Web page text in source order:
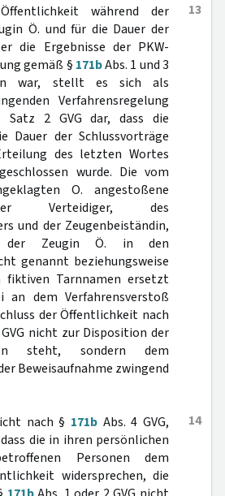
13
während der
Ö. und für die Dauer der
die Ergebnisse der PKW-
gemäß § 171bAbs. 1 und 3
war, stellt es sich als
Verfahrensregelung
2 GVG dar, dass die
Dauer der Schlussvorträge
des letzten Wortes
wurde. Die vom
O. angestoßene
Verteidiger, des
und der Zeugenbeiständin,
der Zeugin Ö. in den
genannt beziehungsweise
fiktiven Tarnnamen ersetzt
an dem Verfahrensverstoß
der Öffentlichkeit nach
nicht zur Disposition der
steht, sondern dem
Beweisaufnahme zwingend
14
nach § 171b Abs. 4 GVG,
die in ihren persönlichen
Personen dem
widersprechen, die